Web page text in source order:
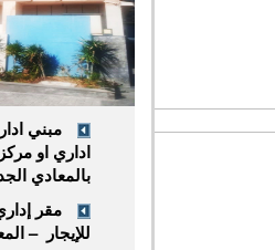
مبني
اداري او
بالمعادي
مقر
للإيجار –